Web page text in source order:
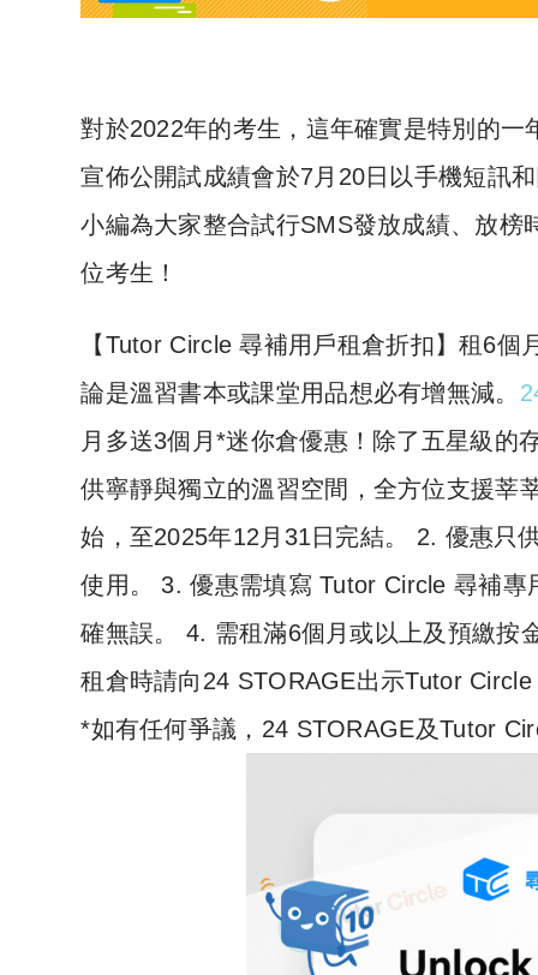
對於2022年的考生，這年確實是特別的
宣佈公開試成績會於7月20日以手機短訊
小編為大家整合試行SMS發放成績、放
位考生！
【Tutor Circle 尋補用戶租倉折扣】租6
論是溫習書本或課堂用品想必有增無減。
月多送3個月*迷你倉優惠！除了五星級的
供寧靜與獨立的溫習空間，全方位支援莘
始，至2025年12月31日完結。 2. 優惠只
使用。 3. 優惠需填寫 Tutor Circle 尋補
確無誤。 4. 需租滿6個月或以上及預繳按
租倉時請向24 STORAGE出示Tutor
*如有任何爭議，24 STORAGE及Tutor